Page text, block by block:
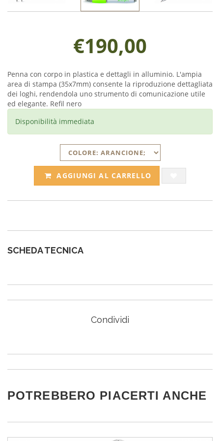
€190,00
Penna con corpo in plastica e dettagli in alluminio. L'ampia
area di stampa (35x7mm) consente la riproduzione dettagliata
dei loghi, rendendola uno strumento di comunicazione utile
ed elegante. Refil nero
Disponibilità immediata
AGGIUNGI AL CARRELLO
SCHEDA TECNICA
Condividi
POTREBBERO PIACERTI ANCHE